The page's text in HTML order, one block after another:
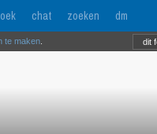
chat zoeken dm
te maken